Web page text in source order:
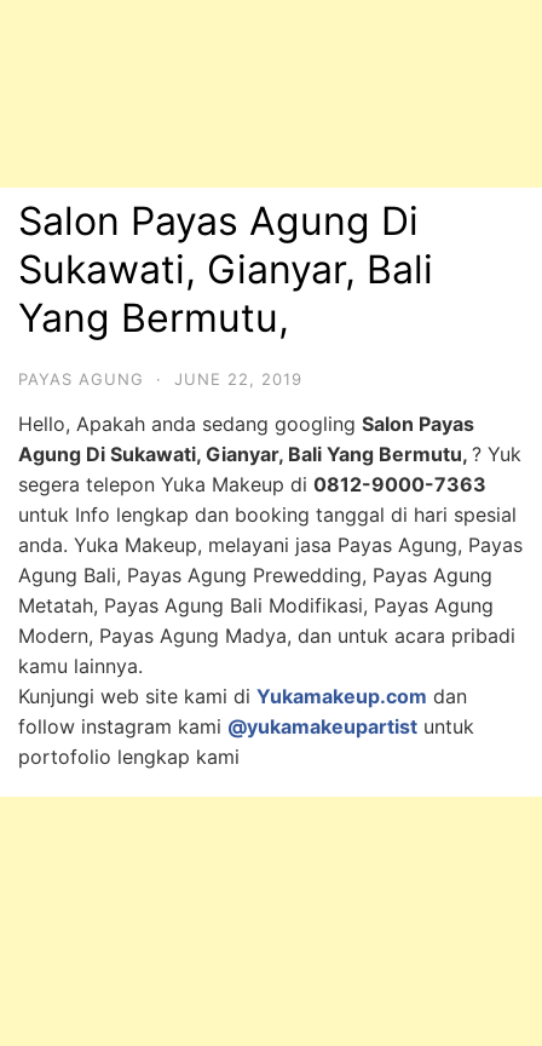
Salon Payas Agung Di
Sukawati, Gianyar, Bali
Yang Bermutu,
PAYAS AGUNG · JUNE 22, 2019
Hello, Apakah anda sedang googling Salon Payas
Agung Di Sukawati, Gianyar, Bali Yang Bermutu, ? Yuk
segera telepon Yuka Makeup di 0812-9000-7363
untuk Info lengkap dan booking tanggal di hari spesial
anda. Yuka Makeup, melayani jasa Payas Agung, Payas
Agung Bali, Payas Agung Prewedding, Payas Agung
Metatah, Payas Agung Bali Modifikasi, Payas Agung
Modern, Payas Agung Madya, dan untuk acara pribadi
kamu lainnya.
Kunjungi web site kami di Yukamakeup.com dan
follow instagram kami @yukamakeupartist untuk
portofolio lengkap kami